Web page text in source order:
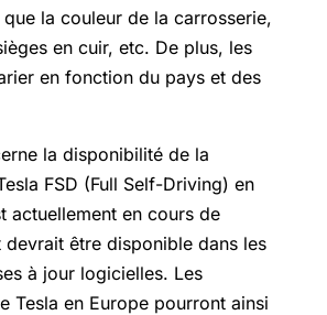
la couleur de la carrosserie,
en cuir, etc. De plus, les
en fonction du pays et des
la disponibilité de la
FSD (Full Self-Driving) en
actuellement en cours de
devrait être disponible dans les
à jour logicielles. Les
Tesla en Europe pourront ainsi